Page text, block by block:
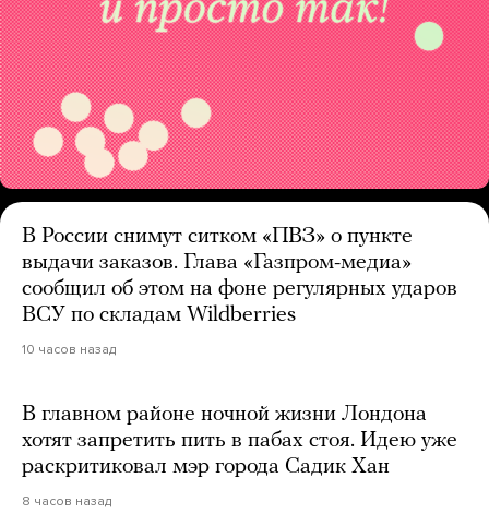
В России снимут ситком «ПВЗ» о пункте
выдачи заказов. Глава «Газпром-медиа»
сообщил об этом на фоне регулярных ударов
ВСУ по складам Wildberries
10 часов назад
В главном районе ночной жизни Лондона
хотят запретить пить в пабах стоя. Идею уже
раскритиковал мэр города Садик Хан
8 часов назад